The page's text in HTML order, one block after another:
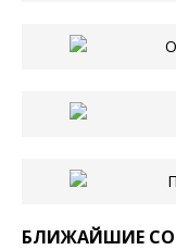
БЛИЖАЙШИЕ